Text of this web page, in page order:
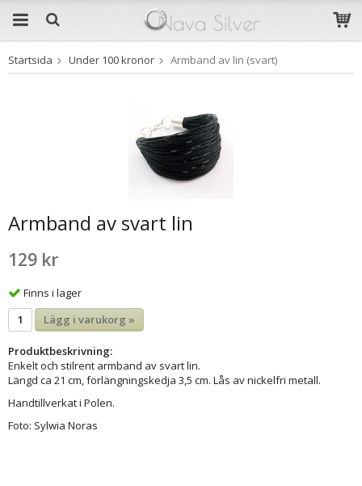
Produkten har blivit
tillagd i varukorgen
Startsida Under 100 kronor Armband av lin (svart)
Armband av svart lin
129 kr
Finns i lager
Lägg i varukorg »
Produktbeskrivning:
Enkelt och stilrent armband av svart lin.
Längd ca 21 cm, förlängningskedja 3,5 cm. Lås av nickelfri metall.
Handtillverkat i Polen.
Foto: Sylwia Noras